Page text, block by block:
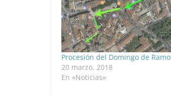
Procesión del Domingo de
20 marzo, 2018
En «Noticias»